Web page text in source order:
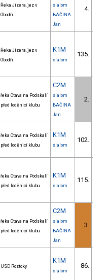
Řeka Jizera, jez v
Obodři
slalom
BAČINA
Jan
4.
Řeka Jizera, jez v
Obodři
K1M
slalom
135.
řeka Otava na Podskalí
před loděnicí klubu
C2M
slalom
BAČINA
Jan
2.
řeka Otava na Podskalí
před loděnicí klubu
K1M
slalom
102.
řeka Otava na Podskalí
před loděnicí klubu
K1M
slalom
115.
řeka Otava na Podskalí
před loděnicí klubu
C2M
slalom
BAČINA
Jan
3.
USD Roztoky
K1M
slalom
86.